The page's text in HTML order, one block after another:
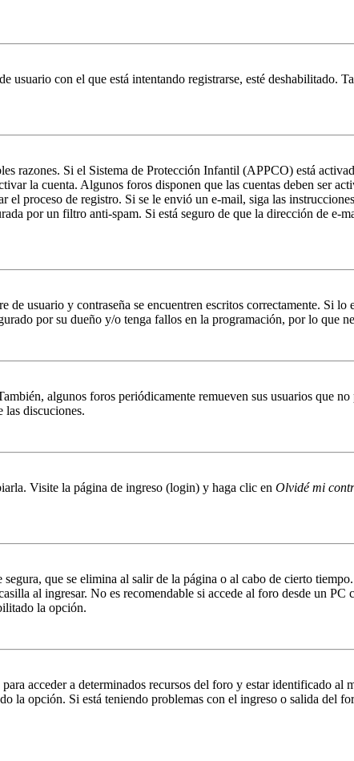
con el que está intentando registrarse, esté deshabilitado.
razones. Si el Sistema de Protección Infantil (APPCO) está
la cuenta. Algunos foros disponen que las cuentas deben ser
proceso de registro. Si se le envió un e-mail, siga las
por un filtro anti-spam. Si está seguro de que la dirección de e-
de usuario y contraseña se encuentren escritos correctamente. Si
por su dueño y/o tenga fallos en la programación, por lo que
algunos foros periódicamente remueven sus usuarios que
las discuciones.
Visite la página de ingreso (login) y haga clic en Olvidé mi
que se elimina al salir de la página o al cabo de cierto
al ingresar. No es recomendable si accede al foro desde un
la opción.
acceder a determinados recursos del foro y estar identificado al
opción. Si está teniendo problemas con el ingreso o salida del